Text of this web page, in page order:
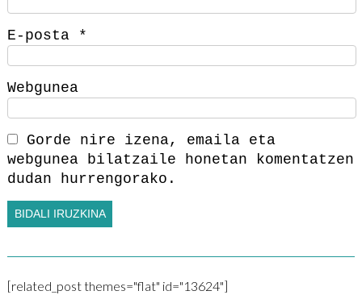
E-posta *
Webgunea
Gorde nire izena, emaila eta
webgunea bilatzaile honetan komentatzen
dudan hurrengorako.
[related_post themes="flat" id="13624"]